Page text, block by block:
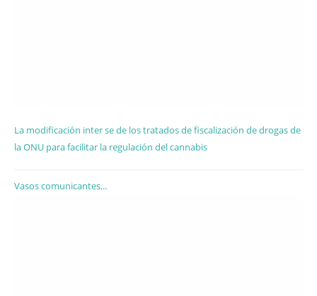
La modificación inter se de los tratados de fiscalización de drogas de
la ONU para facilitar la regulación del cannabis
Vasos comunicantes...